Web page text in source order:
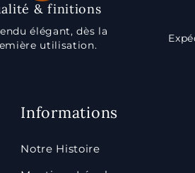
& finitions
élégant, dès la
utilisation.
Informations
Notre Histoire